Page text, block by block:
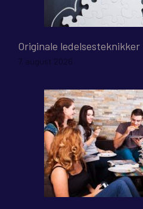
Originale ledelsesteknikker
7. august 2026